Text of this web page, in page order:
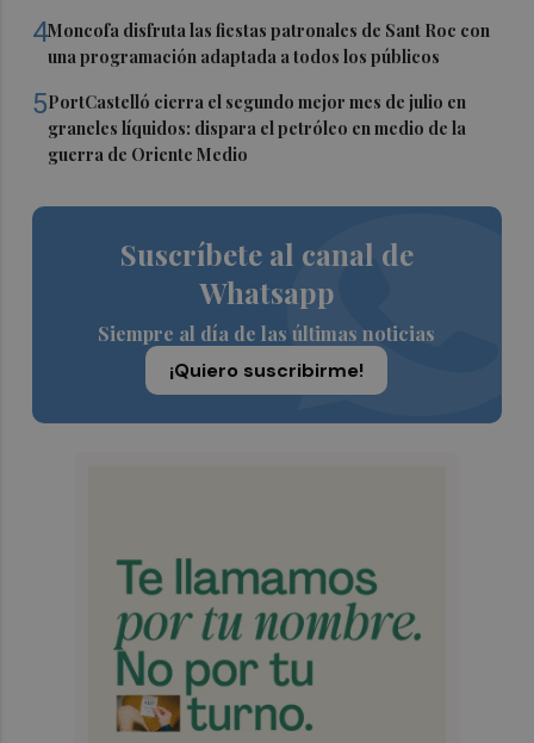
4Moncofa disfruta las fiestas patronales de Sant Roc con
una programación adaptada a todos los públicos
5PortCastelló cierra el segundo mejor mes de julio en
graneles líquidos: dispara el petróleo en medio de la
guerra de Oriente Medio
Suscríbete al canal de
Whatsapp
Siempre al día de las últimas noticias
¡Quiero suscribirme!